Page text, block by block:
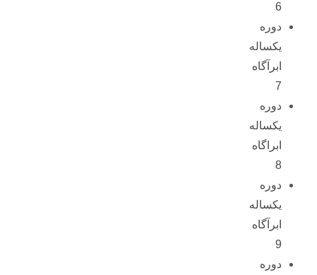
6
دوره
یکساله
ابرآگاه
7
دوره
یکساله
ابراگاه
8
دوره
یکساله
ابرآگاه
9
دوره